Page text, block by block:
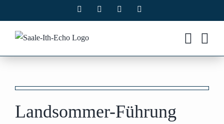
Inhalt
springen
Facebook Instagram
Landsommer-Führung